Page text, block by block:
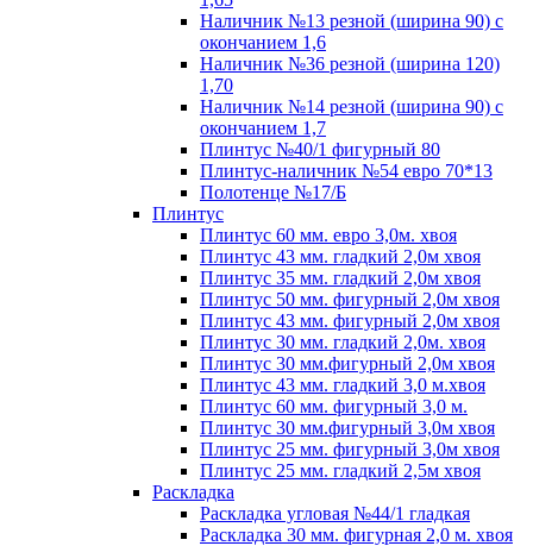
Наличник №13 резной (ширина 90) с
окончанием 1,6
Наличник №36 резной (ширина 120)
1,70
Наличник №14 резной (ширина 90) с
окончанием 1,7
Плинтус №40/1 фигурный 80
Плинтус-наличник №54 евро 70*13
Полотенце №17/Б
Плинтус
Плинтус 60 мм. евро 3,0м. хвоя
Плинтус 43 мм. гладкий 2,0м хвоя
Плинтус 35 мм. гладкий 2,0м хвоя
Плинтус 50 мм. фигурный 2,0м хвоя
Плинтус 43 мм. фигурный 2,0м хвоя
Плинтус 30 мм. гладкий 2,0м. хвоя
Плинтус 30 мм.фигурный 2,0м хвоя
Плинтус 43 мм. гладкий 3,0 м.хвоя
Плинтус 60 мм. фигурный 3,0 м.
Плинтус 30 мм.фигурный 3,0м хвоя
Плинтус 25 мм. фигурный 3,0м хвоя
Плинтус 25 мм. гладкий 2,5м хвоя
Раскладка
Раскладка угловая №44/1 гладкая
Раскладка 30 мм. фигурная 2,0 м. хвоя